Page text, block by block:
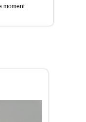
moment.